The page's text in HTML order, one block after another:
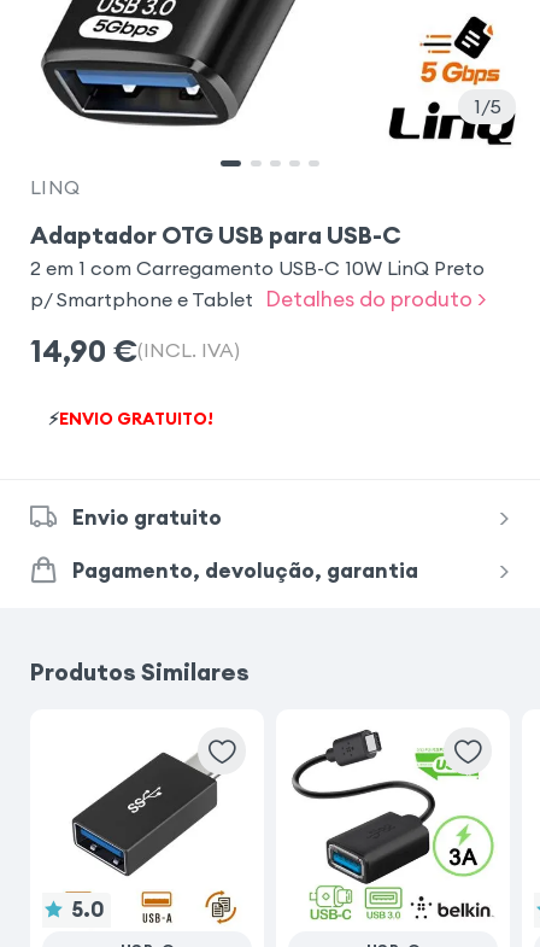
1 5
LINQ
Adaptador OTG USB para USB-C
2 em 1 com Carregamento USB-C 10W LinQ Preto
p/ Smartphone e Tablet
Detalhes do produto >
14,90 €(INCL. IVA)
⚡ENVIO GRATUITO!
Envio gratuito
Pagamento, devolução, garantia
Produtos Similares
5.0